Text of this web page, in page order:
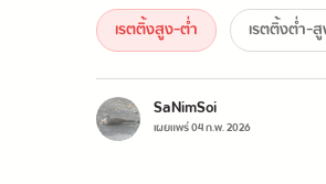
เรตติ้งสูง-ต่ำ เรตติ้งต่ำ-
SaNimSoi
เผยแพร่04 ก.พ. 2026